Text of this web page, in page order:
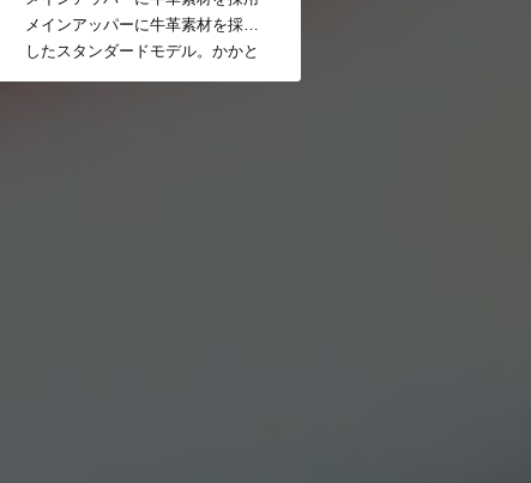
メインアッパーに牛革素材を採用
したスタンダードモデル。かかと
の切り欠きが快適なペダル操作を